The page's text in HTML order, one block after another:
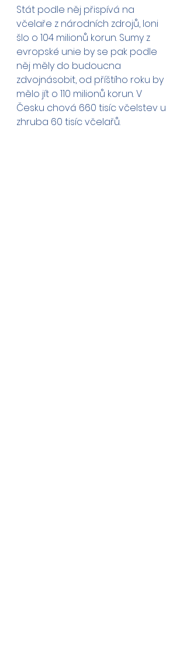
Stát podle něj přispívá na
včelaře z národních zdrojů, loni
šlo o 104 milionů korun. Sumy z
evropské unie by se pak podle
něj měly do budoucna
zdvojnásobit, od příštího roku by
mělo jít o 110 milionů korun. V
Česku chová 660 tisíc včelstev u
zhruba 60 tisíc včelařů.